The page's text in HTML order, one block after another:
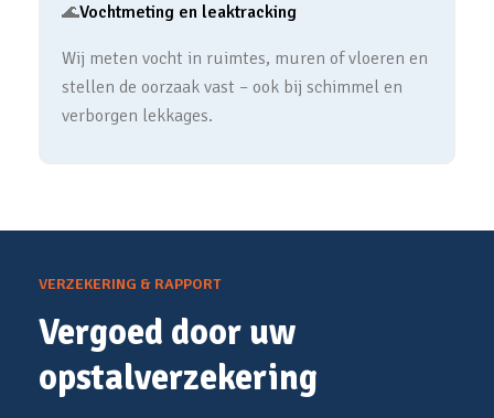
🌊Vochtmeting en leaktracking
Wij meten vocht in ruimtes, muren of vloeren en
stellen de oorzaak vast – ook bij schimmel en
verborgen lekkages.
VERZEKERING & RAPPORT
Vergoed door uw
opstalverzekering